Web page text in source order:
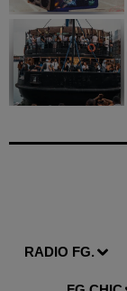
RADIO FG.